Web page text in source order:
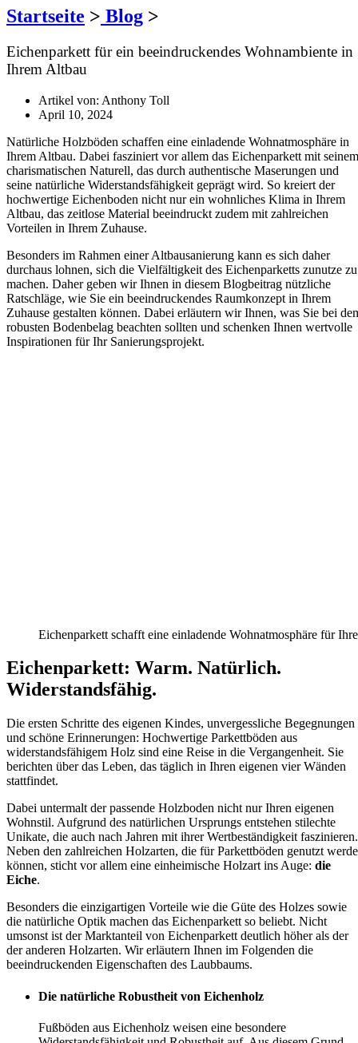
Startseite > Blog >
Eichenparkett für ein beeindruckendes Wohnambiente in
Ihrem Altbau
Artikel von: Anthony Toll
April 10, 2024
Natürliche Holzböden schaffen eine einladende Wohnatmosphäre in
Ihrem Altbau. Dabei fasziniert vor allem das Eichenparkett mit seinem
charismatischen Naturell, das durch authentische Maserungen und
seine natürliche Widerstandsfähigkeit geprägt wird. So kreiert der
hochwertige Eichenboden nicht nur ein wohnliches Klima in Ihrem
Altbau, das zeitlose Material beeindruckt zudem mit zahlreichen
Vorteilen in Ihrem Zuhause.
Besonders im Rahmen einer Altbausanierung kann es sich daher
durchaus lohnen, sich die Vielfältigkeit des Eichenparketts zunutze zu
machen. Daher geben wir Ihnen in diesem Blogbeitrag nützliche
Ratschläge, wie Sie ein beeindruckendes Raumkonzept in Ihrem
Zuhause gestalten können. Dabei erläutern wir Ihnen, was Sie bei
robusten Bodenbelag beachten sollten und schenken Ihnen wertvolle
Inspirationen für Ihr Sanierungsprojekt.
Eichenparkett schafft eine einladende Wohnatmosphäre für
Eichenparkett: Warm. Natürlich.
Widerstandsfähig.
Die ersten Schritte des eigenen Kindes, unvergessliche Begegnungen
und schöne Erinnerungen: Hochwertige Parkettböden aus
widerstandsfähigem Holz sind eine Reise in die Vergangenheit. Sie
berichten über das Leben, das täglich in Ihren eigenen vier Wänden
stattfindet.
Dabei untermalt der passende Holzboden nicht nur Ihren eigenen
Wohnstil. Aufgrund des natürlichen Ursprungs entstehen stilechte
Unikate, die auch nach Jahren mit ihrer Wertbeständigkeit faszinieren.
Neben den zahlreichen Holzarten, die für Parkettböden genutzt
können, sticht vor allem eine einheimische Holzart ins Auge: die
Eiche.
Besonders die einzigartigen Vorteile wie die Güte des Holzes sowie
die natürliche Optik machen das Eichenparkett so beliebt. Nicht
umsonst ist der Marktanteil von Eichenparkett deutlich höher als der
der anderen Holzarten. Wir erläutern Ihnen im Folgenden die
beeindruckenden Eigenschaften des Laubbaums.
Die natürliche Robustheit von Eichenholz
Fußböden aus Eichenholz weisen eine besondere